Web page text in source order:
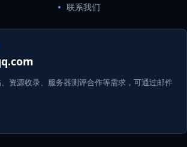
联系我们
资源收录、服务器测评合作等需求，可通过邮件